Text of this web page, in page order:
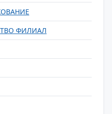
ФИЛИАЛ